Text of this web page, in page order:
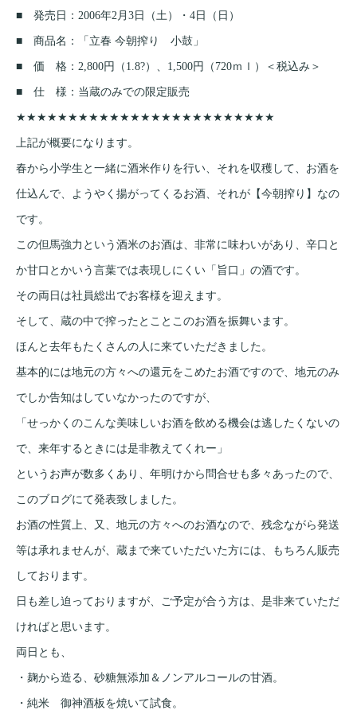
■ 発売日：2006年2月3日（土）・4日（日）
■ 商品名：「立春 今朝搾り 小鼓」
■ 価 格：2,800円（1.8?）、1,500円（720ｍｌ）＜税込み＞
■ 仕 様：当蔵のみでの限定販売
★★★★★★★★★★★★★★★★★★★★★★★★★
上記が概要になります。
春から小学生と一緒に酒米作りを行い、それを収穫して、お酒を
仕込んで、ようやく揚がってくるお酒、それが【今朝搾り】なの
です。
この但馬強力という酒米のお酒は、非常に味わいがあり、辛口と
か甘口とかいう言葉では表現しにくい「旨口」の酒です。
その両日は社員総出でお客様を迎えます。
そして、蔵の中で搾ったとことこのお酒を振舞います。
ほんと去年もたくさんの人に来ていただきました。
基本的には地元の方々への還元をこめたお酒ですので、地元のみ
でしか告知はしていなかったのですが、
「せっかくのこんな美味しいお酒を飲める機会は逃したくないの
で、来年するときには是非教えてくれー」
というお声が数多くあり、年明けから問合せも多々あったので、
このブログにて発表致しました。
お酒の性質上、又、地元の方々へのお酒なので、残念ながら発送
等は承れませんが、蔵まで来ていただいた方には、もちろん販売
しております。
日も差し迫っておりますが、ご予定が合う方は、是非来ていただ
ければと思います。
両日とも、
・麹から造る、砂糖無添加＆ノンアルコールの甘酒。
・純米 御神酒板を焼いて試食。